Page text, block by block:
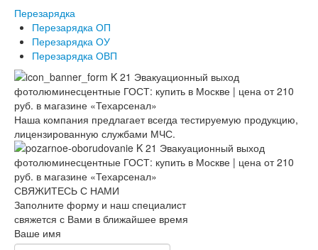
Перезарядка
Перезарядка ОП
Перезарядка ОУ
Перезарядка ОВП
Наша компания предлагает всегда тестируемую продукцию,
лицензированную службами МЧС.
СВЯЖИТЕСЬ С НАМИ
Заполните форму и наш специалист
свяжется с Вами в ближайшее время
Ваше имя